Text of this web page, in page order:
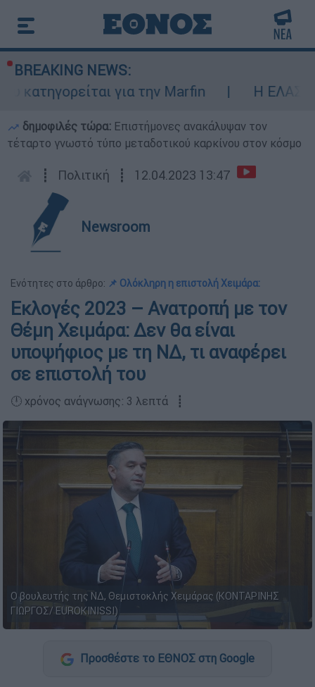
BREAKING NEWS:
για την Marfin
Η ΕΛΑΣ
δημοφιλές τώρα: Επιστήμονες ανακάλυψαν τον
τέταρτο γνωστό τύπο μεταδοτικού καρκίνου στον κόσμο
┋ Πολιτική ┋ 12.04.2023 13:47
Newsroom
Ενότητες στο άρθρο: 📌 Ολόκληρη η επιστολή Χειμάρα:
Εκλογές 2023 – Ανατροπή με τον
Θέμη Χειμάρα: Δεν θα είναι
υποψήφιος με τη ΝΔ, τι αναφέρει
σε επιστολή του
🕛 χρόνος ανάγνωσης: 3 λεπτά ┋
Ο βουλευτής της ΝΔ, Θεμιστοκλής Χειμάρας (ΚΟΝΤΑΡΙΝΗΣ
ΓΙΩΡΓΟΣ/ EUROKINISSI)
Προσθέστε το ΕΘΝΟΣ στη Google